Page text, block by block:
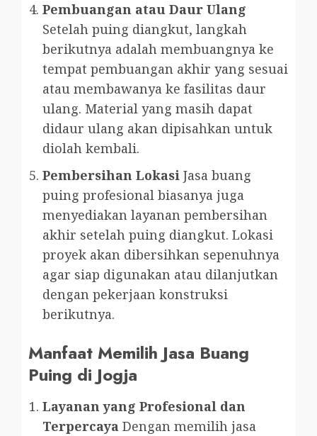
Pembuangan atau Daur Ulang
Setelah puing diangkut, langkah
berikutnya adalah membuangnya ke
tempat pembuangan akhir yang sesuai
atau membawanya ke fasilitas daur
ulang. Material yang masih dapat
didaur ulang akan dipisahkan untuk
diolah kembali.
Pembersihan Lokasi Jasa buang
puing profesional biasanya juga
menyediakan layanan pembersihan
akhir setelah puing diangkut. Lokasi
proyek akan dibersihkan sepenuhnya
agar siap digunakan atau dilanjutkan
dengan pekerjaan konstruksi
berikutnya.
Manfaat Memilih Jasa Buang
Puing di Jogja
Layanan yang Profesional dan
Terpercaya Dengan memilih jasa